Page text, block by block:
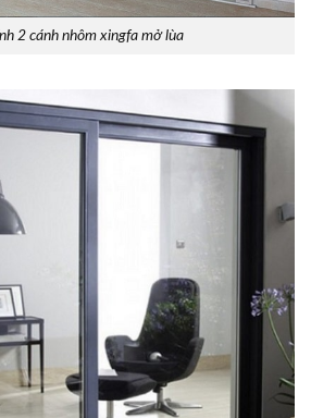
2 cánh nhôm xingfa mở lùa